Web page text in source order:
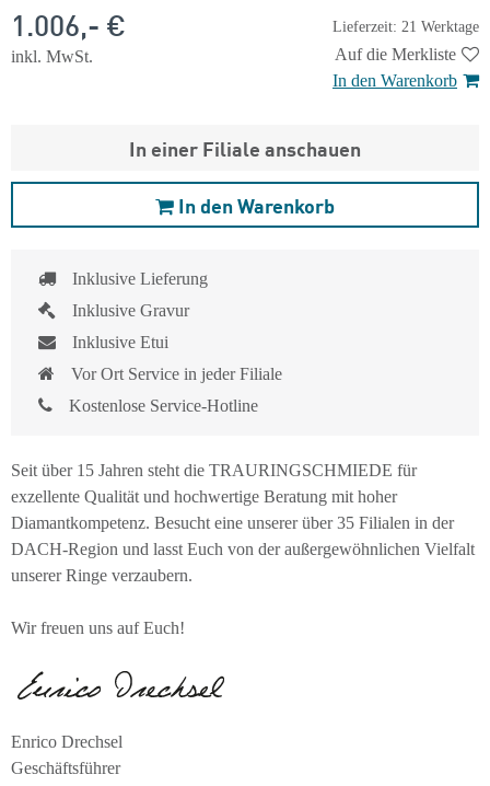
Lieferzeit: 21 Werktage
1.006,- €
inkl. MwSt.
Auf die Merkliste
In den Warenkorb
In einer Filiale anschauen
In den Warenkorb
Inklusive Lieferung
Inklusive Gravur
Inklusive Etui
Vor Ort Service in jeder Filiale
Kostenlose Service-Hotline
Seit über 15 Jahren steht die TRAURINGSCHMIEDE für
exzellente Qualität und hochwertige Beratung mit hoher
Diamantkompetenz. Besucht eine unserer über 35 Filialen in der
DACH-Region und lasst Euch von der außergewöhnlichen Vielfalt
unserer Ringe verzaubern.
Wir freuen uns auf Euch!
Enrico Drechsel
Geschäftsführer